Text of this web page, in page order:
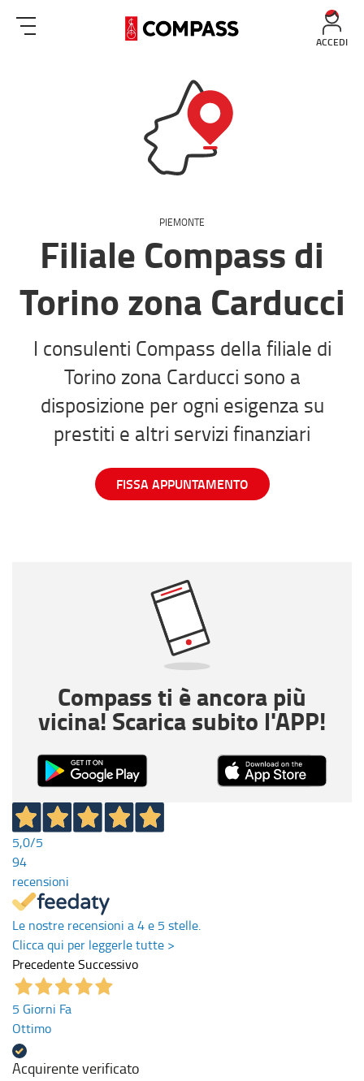
ACCEDI
PIEMONTE
Filiale Compass di
Torino zona Carducci
I consulenti Compass della filiale di
Torino zona Carducci sono a
disposizione per ogni esigenza su
prestiti e altri servizi finanziari
FISSA APPUNTAMENTO
Compass ti è ancora più
vicina! Scarica subito l'APP!
5,0/5
94
recensioni
Le nostre recensioni a 4 e 5 stelle.
Clicca qui per leggerle tutte >
PrecedenteSuccessivo
5 Giorni Fa
Ottimo
Acquirente verificato